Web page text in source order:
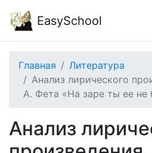
EasySchool
Главная
Литература
Анализ лирического
А. Фета «На заре ты ее не
Анализ